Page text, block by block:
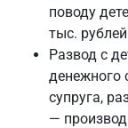
поводу
тыс.
Развод с
денежного
супруга,
—